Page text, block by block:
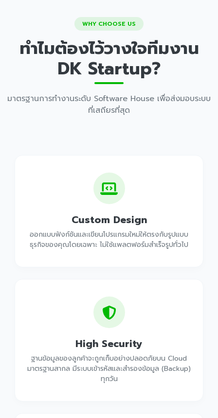
WHY CHOOSE US
ทำไมต้องไว้วางใจทีมงาน
DK Startup?
มาตรฐานการทำงานระดับ Software House เพื่อส่งมอบระบบ
ที่เสถียรที่สุด
Custom Design
ออกแบบฟังก์ชันและเขียนโปรแกรมใหม่ให้ตรงกับรูปแบบ
ธุรกิจของคุณโดยเฉพาะ ไม่ใช้แพลตฟอร์มสำเร็จรูปทั่วไป
High Security
ฐานข้อมูลของลูกค้าจะถูกเก็บอย่างปลอดภัยบน Cloud
มาตรฐานสากล มีระบบเข้ารหัสและสำรองข้อมูล (Backup)
ทุกวัน